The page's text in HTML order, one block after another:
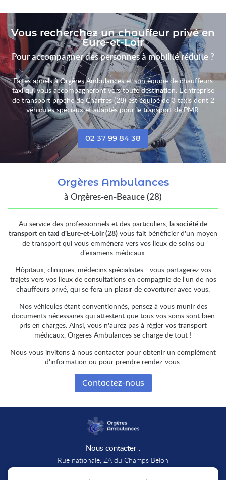
Rue
28140
Vous recherchez un chauffeur privé en
Eure-et-Loir
Pour accompagner des personnes à mobilité réduite ?
Faites appels à Orgères Ambulances et son équipe de chauffeurs
taxi qui vous accompagneront vers toute destination. L'entreprise
de transport proche de Chartres (28) est équipé de 3 taxis dont 2
véhicules spéciaux et adaptés pour le transport de PMR.
02 37 99 84 38
Orgères Ambulances
à Orgères-en-Beauce (28)
Au service des professionnels et des particuliers, la société de
transport en taxi d'Eure-et-Loir (28) vous fait bénéficier d'un moyen
de transport qui vous emmènera vers vos lieux de soins ou
d’examens médicaux.
Hôpitaux, cliniques, médecins spécialistes... vous partagerez vos
trajets vers vos lieux de consultations en compagnie de l'un de nos
chauffeurs privé, qui se fera un plaisir de covoiturer avec vous.
Nos véhicules étant conventionnés, pensez à vous munir des
documents nécessaires qui attestent que tous vos soins sont bien
pris en charges. Ainsi, vous n'aurez pas à régler vos transport
médicaux, Orgeres Ambulances se charge de tout !
Nous vous invitons à nous contacter pour obtenir un complément
d'information ou pour prendre rendez-vous.
Contactez-nous
Nous contacter :
Rue nationale, ZA du Champs Belon
28140 Orgères-en-Beauce